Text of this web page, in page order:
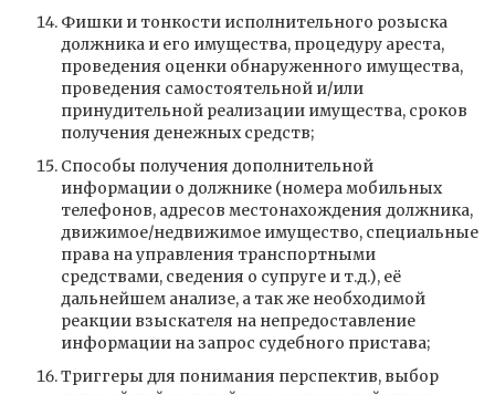
Фишки и тонкости исполнительного розыска
должника и его имущества, процедуру ареста,
проведения оценки обнаруженного имущества,
проведения самостоятельной и/или
принудительной реализации имущества, сроков
получения денежных средств;
Способы получения дополнительной
информации о должнике (номера мобильных
телефонов, адресов местонахождения должника,
движимое/недвижимое имущество, специальные
права на управления транспортными
средствами, сведения о супруге и т.д.), её
дальнейшем анализе, а так же необходимой
реакции взыскателя на непредоставление
информации на запрос судебного пристава;
Триггеры для понимания перспектив, выбор